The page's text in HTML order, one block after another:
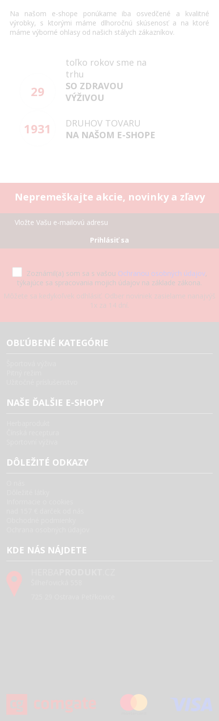
Na našom
e-shope ponúkame iba osvedčené a
kvalitné
výrobky, s ktorými máme dlhoročnú skúsenosť a na ktoré
máme výborné ohlasy od našich stálych zákazníkov.
29
toľko rokov sme na
trhu
SO ZDRAVOU
VÝŽIVOU
1931
DRUHOV TOVARU
NA NAŠOM E-SHOPE
Nepremeškajte akcie, novinky a zľavy
Prihlásiť sa
Zoznámil(a) som sa s vašou Ochranou osobných údajov,
týkajúce sa spracovania mojich údajov na základe zákona.
Môžete sa kedykoľvek odhlásiť. Odber noviniek zasielame nanajvýš
1x za 14 dní.
OBĽÚBENÉ KATEGÓRIE
NAŠE ĎALŠIE E-SHOPY
DÔLEŽITÉ ODKAZY
KDE NÁS NÁJDETE